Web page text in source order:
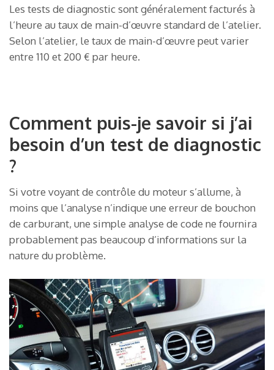
Les tests de diagnostic sont généralement facturés à
l’heure au taux de main-d’œuvre standard de l’atelier.
Selon l’atelier, le taux de main-d’œuvre peut varier
entre 110 et 200 € par heure.
Comment puis-je savoir si j’ai
besoin d’un test de diagnostic
?
Si votre voyant de contrôle du moteur s’allume, à
moins que l’analyse n’indique une erreur de bouchon
de carburant, une simple analyse de code ne fournira
probablement pas beaucoup d’informations sur la
nature du problème.